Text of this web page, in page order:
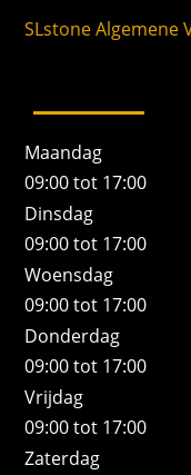
SLstone Algemene
Maandag
09:00 tot 17:00
Dinsdag
09:00 tot 17:00
Woensdag
09:00 tot 17:00
Donderdag
09:00 tot 17:00
Vrijdag
09:00 tot 17:00
Zaterdag